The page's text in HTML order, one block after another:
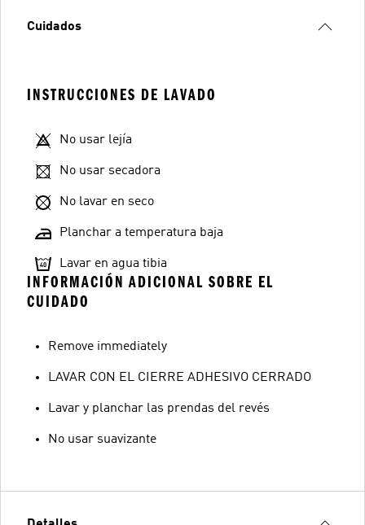
Cuidados
INSTRUCCIONES DE LAVADO
No usar lejía
No usar secadora
No lavar en seco
Planchar a temperatura baja
Lavar en agua tibia
INFORMACIÓN ADICIONAL SOBRE EL
CUIDADO
Remove immediately
LAVAR CON EL CIERRE ADHESIVO CERRADO
Lavar y planchar las prendas del revés
No usar suavizante